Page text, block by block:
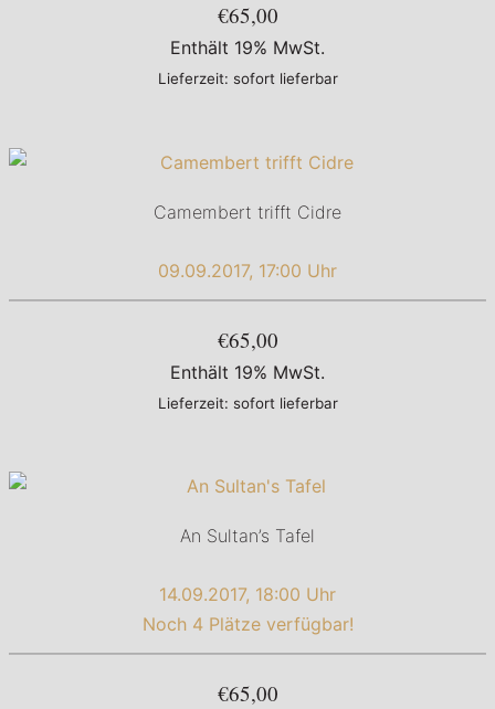
€65,00
Enthält 19% MwSt.
Lieferzeit: sofort lieferbar
Camembert trifft Cidre
09.09.2017, 17:00 Uhr
€65,00
Enthält 19% MwSt.
Lieferzeit: sofort lieferbar
An Sultan’s Tafel
14.09.2017, 18:00 Uhr
Noch 4 Plätze verfügbar!
€65,00